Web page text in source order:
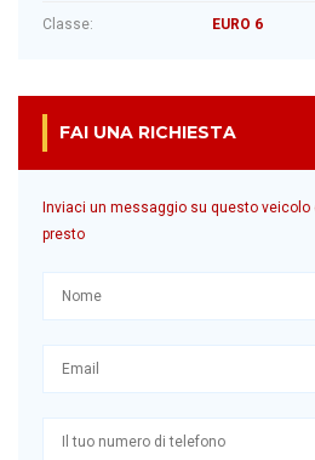
Classe: EURO 6
FAI UNA RICHIESTA
Inviaci un messaggio su questo veicolo
presto